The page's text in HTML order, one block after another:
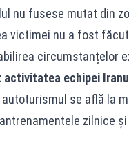
nu fusese mutat din
victimei nu a fost
circumstanțelor
echipei
se află la
zilnice